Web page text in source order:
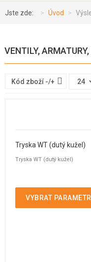
Jste zde: Úvod
VENTILY,
Kód zboží -/+
Tryska WT (dutý kužel)
Tryska WT (dutý kužel)
VYBRAT